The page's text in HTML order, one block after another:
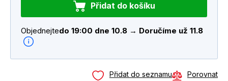
Přidat do košíku
Objednejtedo 19:00 dne 10.8 → Doručíme už 11.8
Přidat do seznamu Porovnat